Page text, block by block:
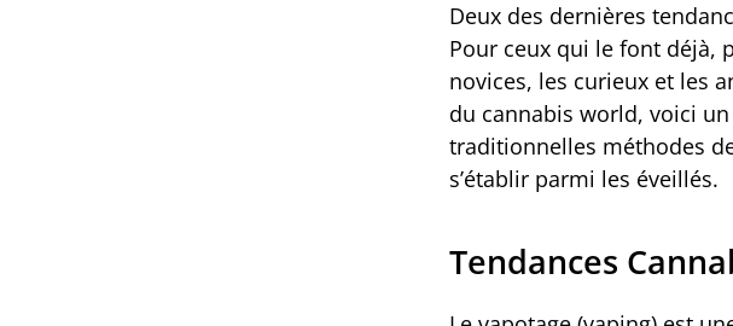
Deux des dernières
Pour ceux qui le font déjà,
novices, les curieux et les
du cannabis world, voici
traditionnelles méthodes
s’établir parmi les éveillés.
Tendances